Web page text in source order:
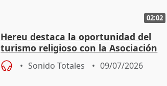
02:02
Hereu destaca la oportunidad del
turismo religioso con la Asociación
del Camino Ignaciano
Sonido Totales 09/07/2026